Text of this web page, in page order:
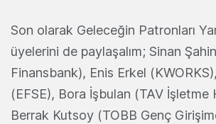
Son olarak Geleceğin Patronları
üyelerini de paylaşalım; Sinan
Finansbank), Enis Erkel
(EFSE), Bora İşbulan (TAV İşletme
Berrak Kutsoy (TOBB Genç